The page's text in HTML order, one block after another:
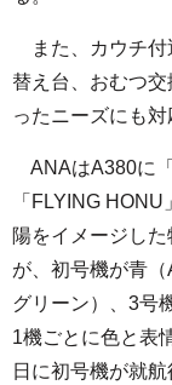
また、カウチ付
替え台、おむつ
ったニーズにも対
ANAはA380に
「FLYING
陽をイメージし
が、初号機が青
グリーン）、3号
1機ごとに色と表
日に初号機が就